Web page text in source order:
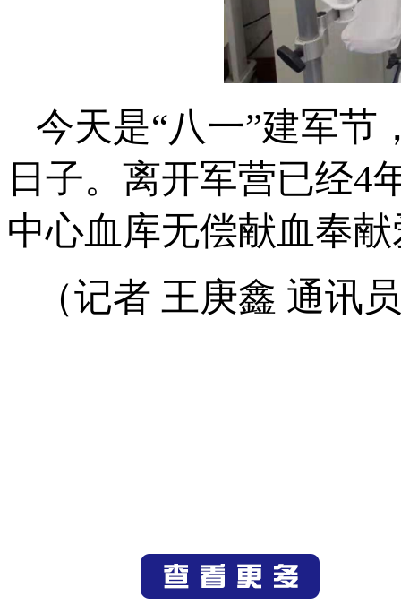
今天是“八一”建军节
日子。离开军营已经4
中心血库无偿献血奉
（记者 王庚鑫 通讯